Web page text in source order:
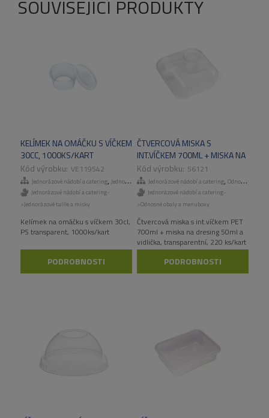
SOUVISEJÍCÍ PRODUKTY
KELÍMEK NA OMÁČKU S VÍČKEM
30CC, 1000KS/KART
VE119542
Jednorázové nádobí a catering, Jednorázové talíře a misky
Jednorázové nádobí a catering-
>Jednorázové talíře a misky
Kelímek na omáčku s víčkem 30cl,
PS transparent, 1000ks/kart
PODROBNOSTI
ČTVERCOVÁ MISKA S
INT.VÍČKEM 700ML + MISKA NA
DRESING 50ML A VIDLIČKA,
220 KS/KART
56121
Jednorázové nádobí a catering, Odnosné obaly a menuboxy
Jednorázové nádobí a catering-
>Odnosné obaly a menuboxy
Čtvercová miska s int.víčkem PET
700ml + miska na dresing 50ml a
vidlička, transparentní, 220 ks/kart
PODROBNOSTI